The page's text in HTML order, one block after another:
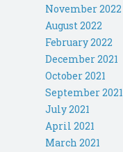
November 2022
August 2022
February 2022
December 2021
October 2021
September 2021
July 2021
April 2021
March 2021